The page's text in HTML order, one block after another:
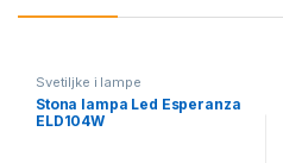
Svetiljke i lampe
Stona lampa Led Esperanza
ELD104W